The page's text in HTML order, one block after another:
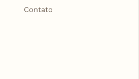
Contato